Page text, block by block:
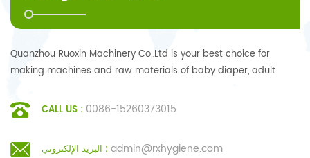
Quanzhou Ruoxin Machinery Co.,Ltd is your best choice for
making machines and raw materials of baby diaper, adult
CALL US : 0086-15260373015
البريد الإلكتروني : admin@rxhygiene.com